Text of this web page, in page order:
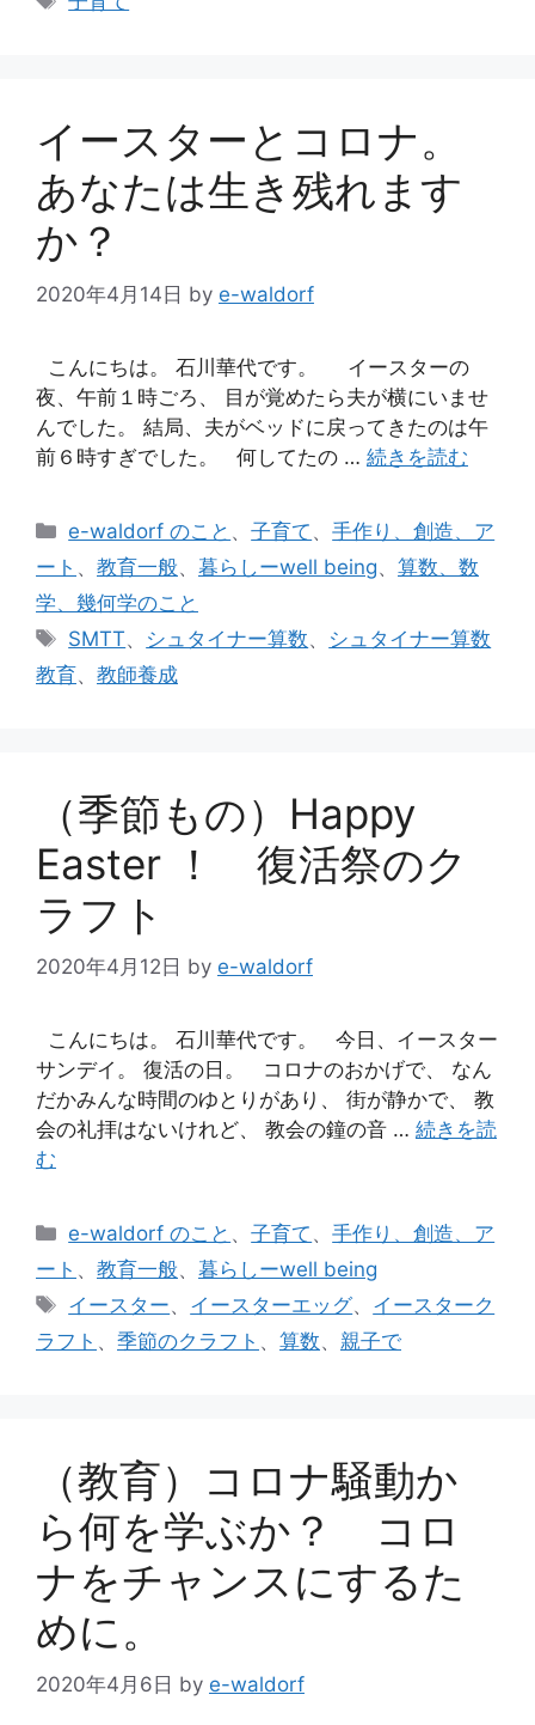
リ
イースターとコロナ。
あなたは生き残れます
か？
2020年4月14日 by e-waldorf
こんにちは。 石川華代です。 イースターの
夜、午前１時ごろ、 目が覚めたら夫が横にいませ
んでした。 結局、夫がベッドに戻ってきたのは午
前６時すぎでした。 何してたの … 続きを読む
カ
リ
ー
e-waldorf のこと 、子育て 、手作り、創造、ア
ート 、 教育一般、 暮らしーwell being、 算数、数
学、幾何学のこと
タ
グ
SMTT、 シュタイナー算数、 シュタイナー算数
教育、 教師養成
（季節もの）Happy
Easter ！ 復活祭のク
ラフト
2020年4月12日 by e-waldorf
こんにちは。 石川華代です。 今日、イースター
サンデイ。 復活の日。 コロナのおかげで、 なん
だかみんな時間のゆとりがあり、 街が静かで、 教
会の礼拝はないけれど、 教会の鐘の音 … 続きを読
む
カ
リ
ー
e-waldorf のこと 、子育て 、手作り、創造、ア
ート 、 教育一般、 暮らしーwell being
タ
グ
イースター、 イースターエッグ、 イースターク
ラフト 、 季節のクラフト 、 算数、 親子で
（教育）コロナ騒動か
ら何を学ぶか？ コロ
ナをチャンスにするた
めに。
2020年4月6日 by e-waldorf